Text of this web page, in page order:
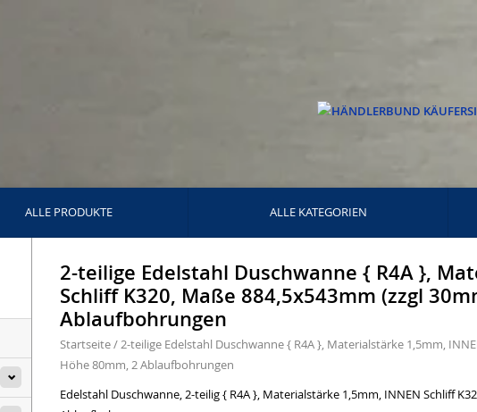
ALLE PRODUKTE ALLE KATEGORIEN
2-teilige Edelstahl Duschwanne { R4A },
Schliff K320, Maße 884,5x543mm (zzgl
Ablaufbohrungen
Startseite/2-teilige Edelstahl Duschwanne { R4A }, Materialstärke 1,5mm,
Höhe 80mm, 2 Ablaufbohrungen
Edelstahl Duschwanne, 2-teilig { R4A }, Materialstärke 1,5mm, INNEN Schliff